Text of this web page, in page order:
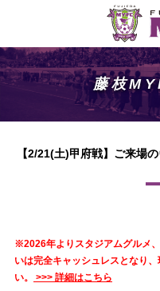
藤枝
【2/21(土)甲府戦】ご来場
※2026年よりスタジアムグルメ
いは完全キャッシュレスとなり
い。
>>> 詳細はこちら